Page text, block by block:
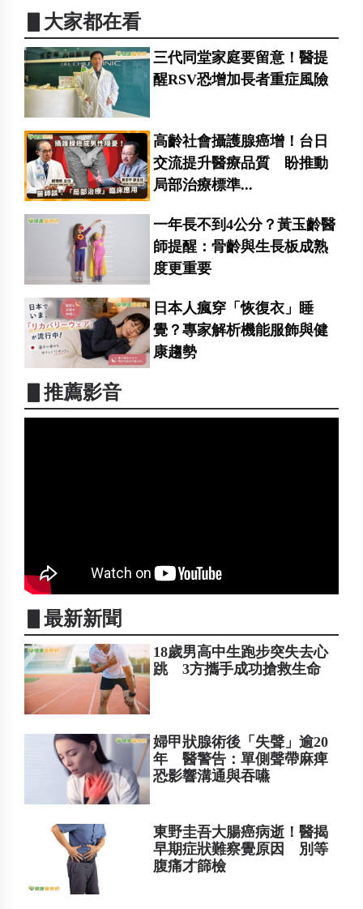
▋大家都在看
三代同堂家庭要留意！醫提
醒RSV恐增加長者重症風險
高齡社會攝護腺癌增！台日
交流提升醫療品質 盼推動
局部治療標準...
一年長不到4公分？黃玉齡醫
師提醒：骨齡與生長板成熟
度更重要
日本人瘋穿「恢復衣」睡
覺？專家解析機能服飾與健
康趨勢
▋推薦影音
▋最新新聞
18歲男高中生跑步突失去心
跳 3方攜手成功搶救生命
婦甲狀腺術後「失聲」逾20
年 醫警告：單側聲帶麻痺
恐影響溝通與吞嚥
東野圭吾大腸癌病逝！醫揭
早期症狀難察覺原因 別等
腹痛才篩檢